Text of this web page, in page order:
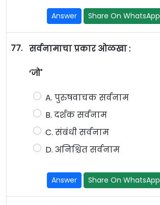
Answer Share On WhatsApp
77. सर्वनामाचा प्रकार ओळखा :
‘जो'
A. पुरुषवाचक सर्वनाम
B. दर्शक सर्वनाम
C. संबंधी सर्वनाम
D. अनिश्चित सर्वनाम
Answer Share On WhatsApp